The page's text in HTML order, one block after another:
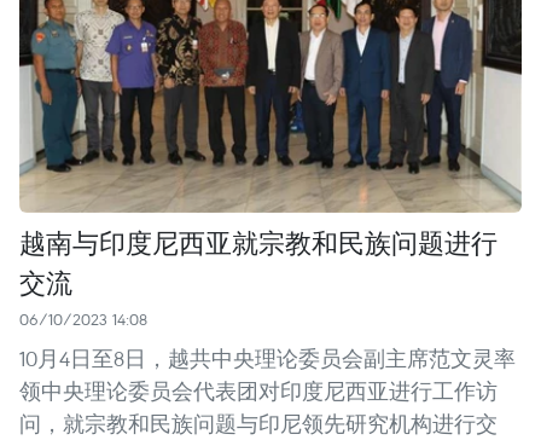
越南与印度尼西亚就宗教和民族问题进行
交流
06/10/2023 14:08
10月4日至8日，越共中央理论委员会副主席范文灵率
领中央理论委员会代表团对印度尼西亚进行工作访
问，就宗教和民族问题与印尼领先研究机构进行交